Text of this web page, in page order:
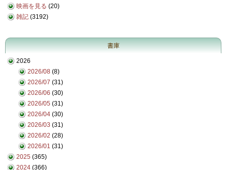
映画を見る (20)
雑記 (3192)
書庫
2026
2026/08 (8)
2026/07 (31)
2026/06 (30)
2026/05 (31)
2026/04 (30)
2026/03 (31)
2026/02 (28)
2026/01 (31)
2025 (365)
2024 (366)